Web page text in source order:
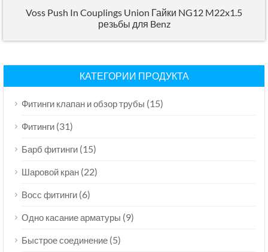
Voss Push In Couplings Union Гайки NG12 M22x1.5
резьбы для Benz
КАТЕГОРИИ ПРОДУКТА
Фитинги клапан и обзор трубы (15)
Фитинги (31)
Барб фитинги (15)
Шаровой кран (22)
Восс фитинги (6)
Одно касание арматуры (9)
Быстрое соединение (5)